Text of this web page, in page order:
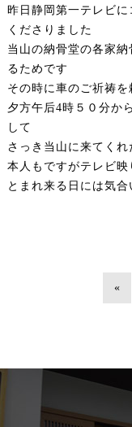
昨日静岡第一テレビ
くださりました
当山の納骨堂の各家
るためです
その時に車のご祈祷を
夕方午后4時５０分か
して
さっき当山に来てくれ
本人もですがテレビ
とまれ来る日には気
«